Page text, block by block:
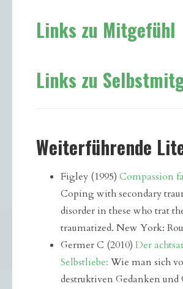
Links zu Mitgefühl
Links zu
Weiterführende
Figley (1995) Compassion
Coping with secondary
disorder in these who trat
traumatized. New York:
Germer C (2010) Der
Selbstliebe: Wie man sich
destruktiven Gedanken und